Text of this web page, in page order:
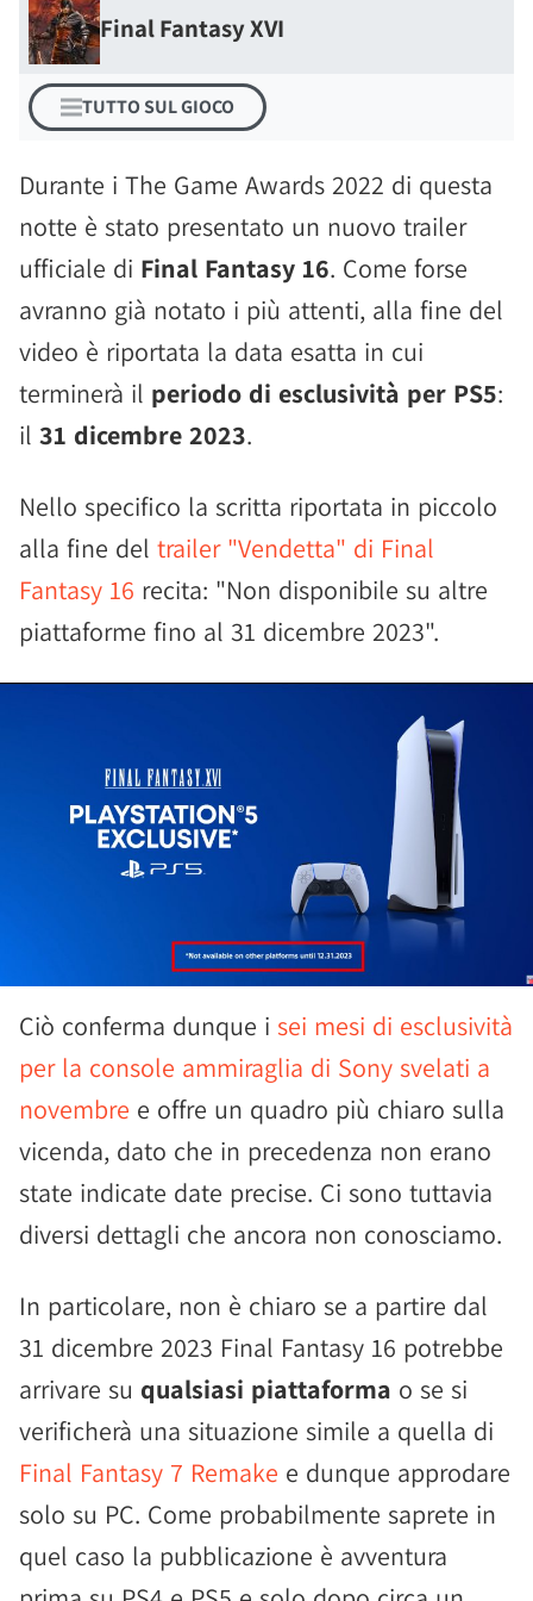
Final Fantasy XVI
TUTTO SUL GIOCO
Durante i The Game Awards 2022 di questa
notte è stato presentato un nuovo trailer
ufficiale di Final Fantasy 16. Come forse
avranno già notato i più attenti, alla fine del
video è riportata la data esatta in cui
terminerà il periodo di esclusività per PS5:
il 31 dicembre 2023.
Nello specifico la scritta riportata in piccolo
alla fine del trailer "Vendetta" di Final
Fantasy 16 recita: "Non disponibile su altre
piattaforme fino al 31 dicembre 2023".
Ciò conferma dunque i sei mesi di esclusività
per la console ammiraglia di Sony svelati a
novembre e offre un quadro più chiaro sulla
vicenda, dato che in precedenza non erano
state indicate date precise. Ci sono tuttavia
diversi dettagli che ancora non conosciamo.
In particolare, non è chiaro se a partire dal
31 dicembre 2023 Final Fantasy 16 potrebbe
arrivare su qualsiasi piattaforma o se si
verificherà una situazione simile a quella di
Final Fantasy 7 Remake e dunque approdare
solo su PC. Come probabilmente saprete in
quel caso la pubblicazione è avventura